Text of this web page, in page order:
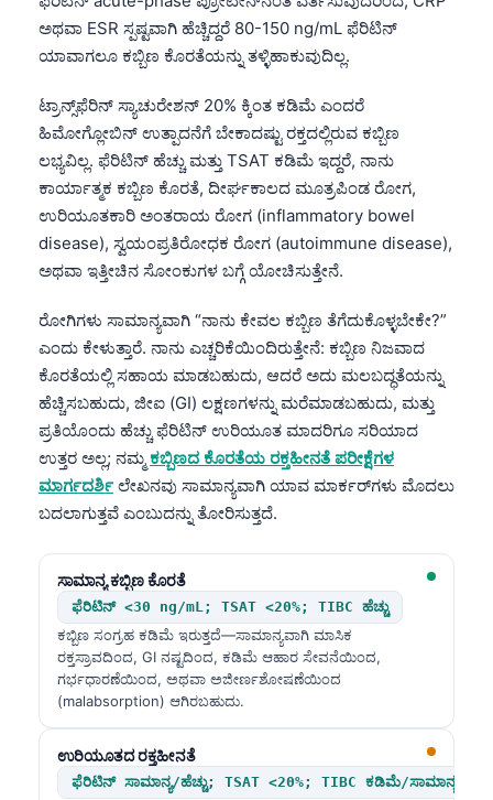
ಅಥವಾ ESR ಸ್ಪಷ್ಟವಾಗಿ ಹೆಚ್ಚಿದ್ದರೆ 80-150 ng/mL ಫೆರಿಟಿನ್
ಯಾವಾಗಲೂ ಕಬ್ಬಿಣ ಕೊರತೆಯನ್ನು ತಳ್ಳಿಹಾಕುವುದಿಲ್ಲ.
ಟ್ರಾನ್ಸ್‌ಫೆರಿನ್ ಸ್ಯಾಚುರೇಶನ್ 20% ಕ್ಕಿಂತ ಕಡಿಮೆ ಎಂದರೆ
ಹಿಮೋಗ್ಲೋಬಿನ್ ಉತ್ಪಾದನೆಗೆ ಬೇಕಾದಷ್ಟು ರಕ್ತದಲ್ಲಿರುವ ಕಬ್ಬಿಣ
ಲಭ್ಯವಿಲ್ಲ. ಫೆರಿಟಿನ್ ಹೆಚ್ಚು ಮತ್ತು TSAT ಕಡಿಮೆ ಇದ್ದರೆ, ನಾನು
ಕಾರ್ಯಾತ್ಮಕ ಕಬ್ಬಿಣ ಕೊರತೆ, ದೀರ್ಘಕಾಲದ ಮೂತ್ರಪಿಂಡ ರೋಗ,
ಉರಿಯೂತಕಾರಿ ಅಂತರಾಯ ರೋಗ (inflammatory bowel
disease), ಸ್ವಯಂಪ್ರತಿರೋಧಕ ರೋಗ (autoimmune disease),
ಅಥವಾ ಇತ್ತೀಚಿನ ಸೋಂಕುಗಳ ಬಗ್ಗೆ ಯೋಚಿಸುತ್ತೇನೆ.
ರೋಗಿಗಳು ಸಾಮಾನ್ಯವಾಗಿ “ನಾನು ಕೇವಲ ಕಬ್ಬಿಣ ತೆಗೆದುಕೊಳ್ಳಬೇಕೇ?”
ಎಂದು ಕೇಳುತ್ತಾರೆ. ನಾನು ಎಚ್ಚರಿಕೆಯಿಂದಿರುತ್ತೇನೆ: ಕಬ್ಬಿಣ ನಿಜವಾದ
ಕೊರತೆಯಲ್ಲಿ ಸಹಾಯ ಮಾಡಬಹುದು, ಆದರೆ ಅದು ಮಲಬದ್ಧತೆಯನ್ನು
ಹೆಚ್ಚಿಸಬಹುದು, ಜೀಐ (GI) ಲಕ್ಷಣಗಳನ್ನು ಮರೆಮಾಡಬಹುದು, ಮತ್ತು
ಪ್ರತಿಯೊಂದು ಹೆಚ್ಚು ಫೆರಿಟಿನ್ ಉರಿಯೂತ ಮಾದರಿಗೂ ಸರಿಯಾದ
ಉತ್ತರ ಅಲ್ಲ; ನಮ್ಮಕಬ್ಬಿಣದ ಕೊರತೆಯ ರಕ್ತಹೀನತೆ ಪರೀಕ್ಷೆಗಳ
ಮಾರ್ಗದರ್ಶಿ ಲೇಖನವು ಸಾಮಾನ್ಯವಾಗಿ ಯಾವ ಮಾರ್ಕರ್‌ಗಳು ಮೊದಲು
ಬದಲಾಗುತ್ತವೆ ಎಂಬುದನ್ನು ತೋರಿಸುತ್ತದೆ.
ಸಾಮಾನ್ಯ ಕಬ್ಬಿಣ ಕೊರತೆ
ಫೆರಿಟಿನ್ <30 ng/mL; TSAT <20%; TIBC ಹೆಚ್ಚು
ಕಬ್ಬಿಣ ಸಂಗ್ರಹ ಕಡಿಮೆ ಇರುತ್ತದೆ—ಸಾಮಾನ್ಯವಾಗಿ ಮಾಸಿಕ
ರಕ್ತಸ್ರಾವದಿಂದ, GI ನಷ್ಟದಿಂದ, ಕಡಿಮೆ ಆಹಾರ ಸೇವನೆಯಿಂದ,
ಗರ್ಭಧಾರಣೆಯಿಂದ, ಅಥವಾ ಅಜೀರ್ಣಶೋಷಣೆಯಿಂದ
(malabsorption) ಆಗಿರಬಹುದು.
ಉರಿಯೂತದ ರಕ್ತಹೀನತೆ
ಫೆರಿಟಿನ್ ಸಾಮಾನ್ಯ/ಹೆಚ್ಚು; TSAT <20%; TIBC ಕಡಿಮೆ/ಸಾಮಾನ್ಯ
Azərbaycan dili
Eesti
日本語
Čeština
ქართული
Русский
Polski
한국어
Slovenščina
Magyar
Shqip
বাংলা
मराठी
తెలుగు
தமிழ்
ગુજરાતી
മലയാളം
Tiếng Việt
Tagalog